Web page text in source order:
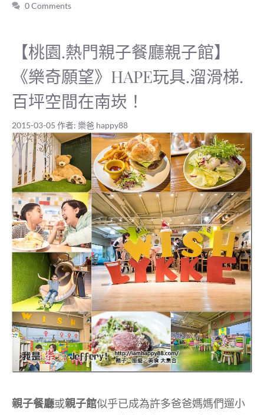
0 Comments
【桃園.熱門親子餐廳親子館】
《樂奇願望》HAPE玩具.溜滑梯.
百坪空間在南崁！
2015-03-05 作者: 樂爸 happy88
親子餐廳或親子館似乎已成為許多爸爸媽媽們遛小